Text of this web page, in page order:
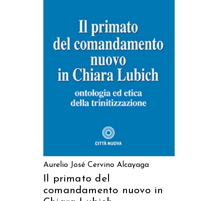
AGGIUNGI AL CARRELLO
Aurelio José Cervino Alcayaga
Il primato del
comandamento nuovo in